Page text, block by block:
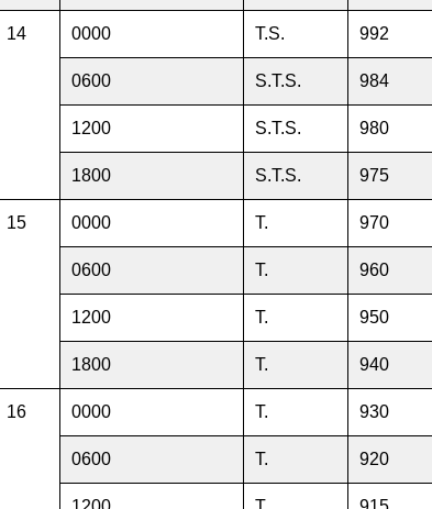
14 0000 T.S. 992
0600 S.T.S. 984
1200 S.T.S. 980
1800 S.T.S. 975
15 0000 T. 970
0600 T. 960
1200 T. 950
1800 T. 940
16 0000 T. 930
0600 T. 920